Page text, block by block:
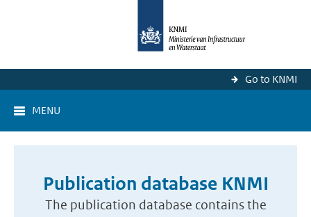
Go to KNMI
MENU
Publication database KNMI
The publication database contains the